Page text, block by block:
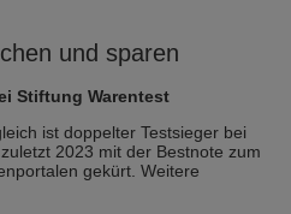
und sparen
Stiftung Warentest
ist doppelter Testsieger bei
2023 mit der Bestnote zum
gekürt. Weitere